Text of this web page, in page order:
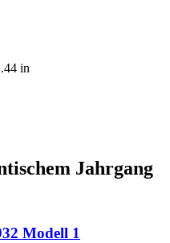
in
Jahrgang
Modell 1